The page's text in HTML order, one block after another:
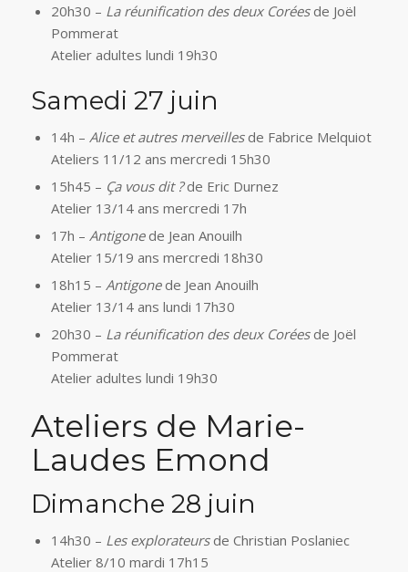
20h30 – La réunification des deux Coréesde Joël
Pommerat
Atelier adultes lundi 19h30
Samedi 27 juin
14h – Alice et autres merveillesde Fabrice Melquiot
Ateliers 11/12 ans mercredi 15h30
15h45 – Ça vous dit ?de Eric Durnez
Atelier 13/14 ans mercredi 17h
17h – Antigonede Jean Anouilh
Atelier 15/19 ans mercredi 18h30
18h15 – Antigonede Jean Anouilh
Atelier 13/14 ans lundi 17h30
20h30 – La réunification des deux Coréesde Joël
Pommerat
Atelier adultes lundi 19h30
Ateliers de Marie-
Laudes Emond
Dimanche 28 juin
14h30 – Les explorateursde Christian Poslaniec
Atelier 8/10 mardi 17h15